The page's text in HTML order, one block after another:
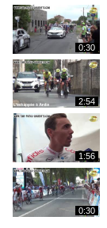
0:30
2:54
1:56
0:30